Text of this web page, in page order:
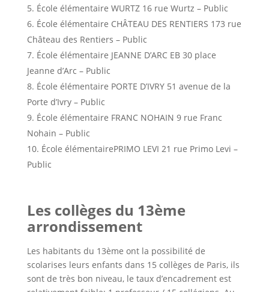
École élémentaire WURTZ 16 rue Wurtz – Public
École élémentaire CHÂTEAU DES RENTIERS 173 rue
Château des Rentiers – Public
École élémentaire JEANNE D’ARC EB 30 place
Jeanne d’Arc – Public
École élémentaire PORTE D’IVRY 51 avenue de la
Porte d’Ivry – Public
École élémentaire FRANC NOHAIN 9 rue Franc
Nohain – Public
École élémentairePRIMO LEVI 21 rue Primo Levi –
Public
Les collèges du 13ème
arrondissement
Les habitants du 13ème ont la possibilité de
scolarises leurs enfants dans 15 collèges de Paris, ils
sont de très bon niveau, le taux d’encadrement est